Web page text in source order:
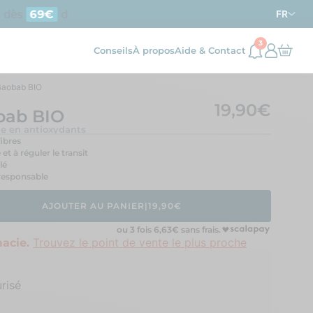
69€ d’achat en France métropolitaine FR
ConseilsÀ proposAide & Contact
3
BIO
BIO
en antioxydants
19,90€
à réguler le transit
AJOUTER AU PANIER | 19,90€
ou 3 fois 6,63€ sans frais.
Trouvez le point de vente le plus proche